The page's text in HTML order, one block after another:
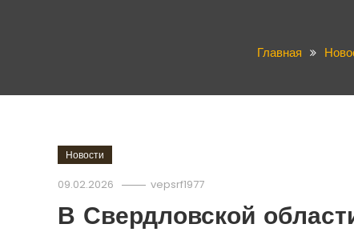
Главная
Новости
09.02.2026 vepsrf1977
В Свердловской